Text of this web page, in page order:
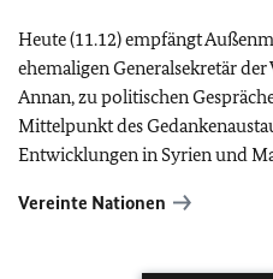
Heute (11.12) empfängt
ehemaligen Generalsekretär
Annan, zu politischen
Mittelpunkt des
Entwicklungen in Syrien und
Vereinte Nationen